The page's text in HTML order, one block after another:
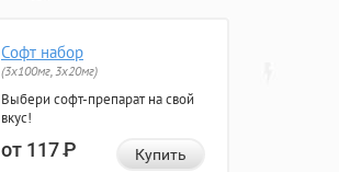
Софт набор
(3x100мг, 3x20мг)
Выбери софт-препарат на свой
вкус!
от 117Р Купить